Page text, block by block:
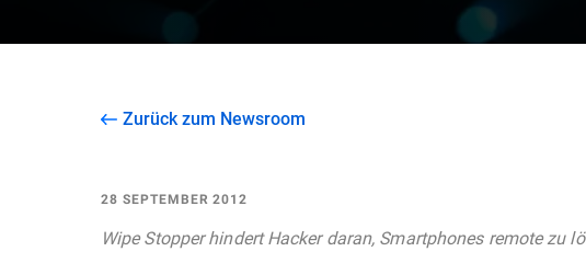
Zurück zum Newsroom
28 SEPTEMBER 2012
Wipe Stopper hindert Hacker daran, Smartphones remote zu